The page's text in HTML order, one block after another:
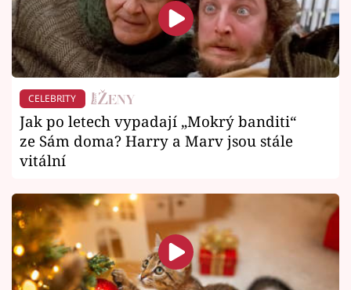
CELEBRITY
Jak po letech vypadají „Mokrý banditi“
ze Sám doma? Harry a Marv jsou stále
vitální